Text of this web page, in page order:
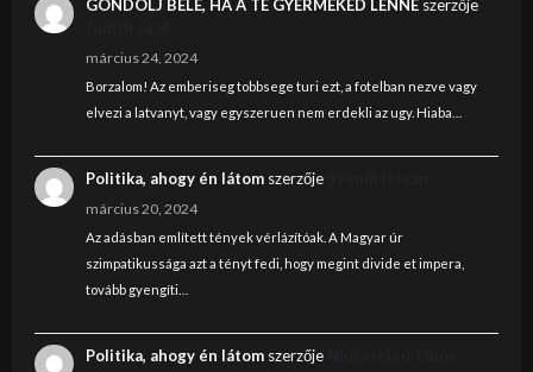
GONDOLJ BELE, HA A TE GYERMEKED LENNEszerzője
március 24, 2024
Borzalom! Az emberiseg tobbsege turi ezt, a fotelban nezve vagy
elvezi a latvanyt, vagy egyszeruen nem erdekli az ugy. Hiaba…
Politika, ahogy én látomszerzője
március 20, 2024
Az adásban említett tények vérlázítóak. A Magyar úr
szimpatikussága azt a tényt fedi, hogy megint divide et impera,
tovább gyengíti…
Politika, ahogy én látomszerzője